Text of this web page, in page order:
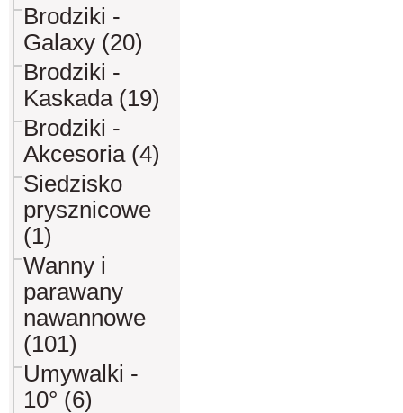
Brodziki -
Galaxy (20)
Brodziki -
Kaskada (19)
Brodziki -
Akcesoria (4)
Siedzisko
prysznicowe
(1)
Wanny i
parawany
nawannowe
(101)
Umywalki -
10° (6)